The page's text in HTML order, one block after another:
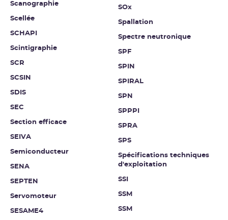
Scanographie
Scellée
SCHAPI
Scintigraphie
SCR
SCSIN
SDIS
SEC
Section efficace
SEIVA
Semiconducteur
SENA
SEPTEN
Servomoteur
SESAME4
SOx
Spallation
Spectre neutronique
SPF
SPIN
SPIRAL
SPN
SPPPI
SPRA
SPS
Spécifications techniques
d'exploitation
SSI
SSM
SSM